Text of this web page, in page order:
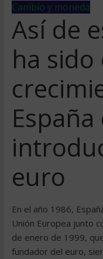
Cambio y moneda
Así de
ha sido
euro
En el año 1986,
Unión Europea junto
de enero de 1999,
fundador del euro,